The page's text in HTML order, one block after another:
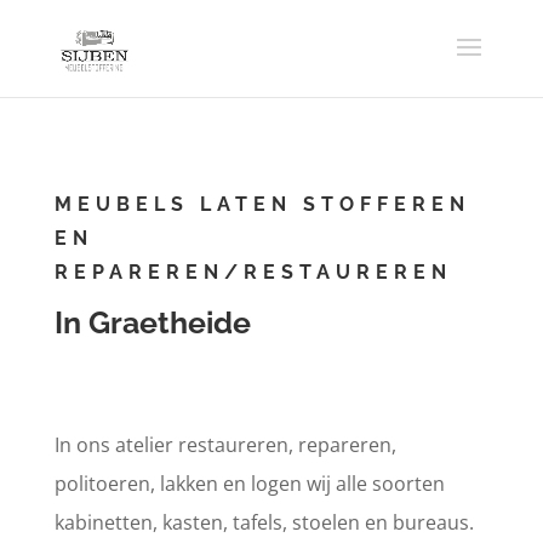
MEUBELS LATEN STOFFEREN
EN
REPAREREN/RESTAUREREN
In Graetheide
In ons atelier restaureren, repareren,
politoeren, lakken en logen wij alle soorten
kabinetten, kasten, tafels, stoelen en bureaus.